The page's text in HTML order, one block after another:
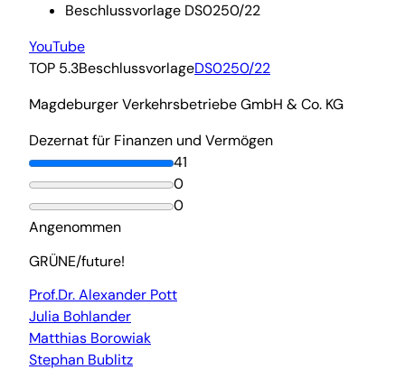
Beschlussvorlage DS0250/22
YouTube
TOP 5.3BeschlussvorlageDS0250/22
Magdeburger Verkehrsbetriebe GmbH & Co. KG
Dezernat für Finanzen und Vermögen
41
0
0
Angenommen
GRÜNE/future!
Prof.Dr. Alexander Pott
Julia Bohlander
Matthias Borowiak
Stephan Bublitz